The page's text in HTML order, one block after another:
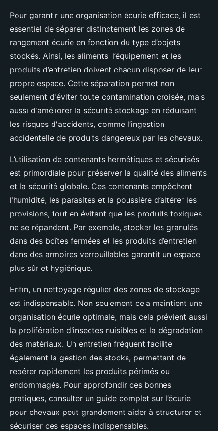
Pour garantir une organisation écurie efficace, il est
essentiel de séparer distinctement les zones de
rangement écurie en fonction du type d’objets
stockés. Ainsi, les aliments, l’équipement et les
produits d’entretien doivent chacun disposer de leur
propre espace. Cette séparation permet non
seulement d'éviter toute contamination croisée, mais
aussi d'améliorer la sécurité stockage en réduisant
les risques d'accidents, comme l’ingestion
accidentelle de produits dangereux par les chevaux.
L’utilisation de contenants hermétiques et sécurisés
est primordiale pour préserver la qualité des aliments
et la sécurité globale. Ces contenants empêchent
l’humidité, les parasites et la poussière d’altérer les
provisions, tout en évitant que les produits toxiques
ne se répandent. Par exemple, stocker les granulés
dans des boîtes fermées et les produits d’entretien
dans des armoires verrouillables garantit un espace
plus sûr et hygiénique.
Enfin, un nettoyage régulier des zones de stockage
est indispensable. Non seulement cela maintient une
organisation écurie optimale, mais cela prévient aussi
la prolifération d'insectes nuisibles et la dégradation
des matériaux. Un entretien fréquent facilite
également la gestion des stocks, permettant de
repérer rapidement les produits périmés ou
endommagés. Pour approfondir ces bonnes
pratiques, consulter un guide complet sur l’écurie
pour chevaux peut grandement aider à structurer et
sécuriser ces espaces indispensables.